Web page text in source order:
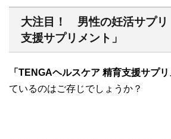
大注目！ 男性の妊活サプリ
支援サプリメント」
「TENGAヘルスケア 精育支援サプリ
ているのはご存じでしょうか？